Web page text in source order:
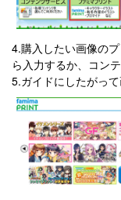
4.購入したい画像の
ら入力するか、コン
5.ガイドにしたがっ